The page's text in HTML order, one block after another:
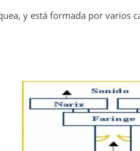
y está formada por varios